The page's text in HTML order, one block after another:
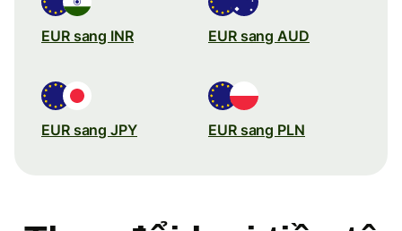
EUR sang INR EUR sang AUD
EUR sang JPY EUR sang PLN